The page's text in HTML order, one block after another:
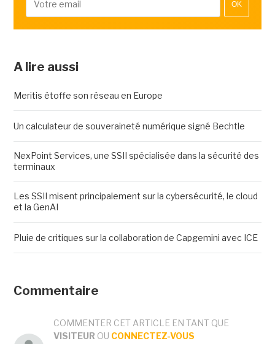
OK
A lire aussi
Meritis étoffe son réseau en Europe
Un calculateur de souveraineté numérique signé Bechtle
NexPoint Services, une SSII spécialisée dans la sécurité des
terminaux
Les SSII misent principalement sur la cybersécurité, le cloud
et la GenAI
Pluie de critiques sur la collaboration de Capgemini avec ICE
Commentaire
COMMENTER CET ARTICLE EN TANT QUE
VISITEUR OU CONNECTEZ-VOUS